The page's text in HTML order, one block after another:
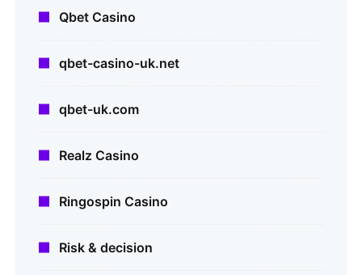
Qbet Casino
qbet-casino-uk.net
qbet-uk.com
Realz Casino
Ringospin Casino
Risk & decision